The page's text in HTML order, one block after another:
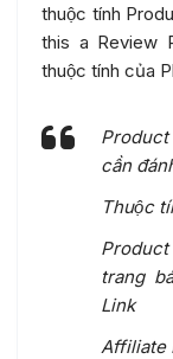
thuộc tính
this a Review
thuộc tính của
cần
Thuộc
trang
Link
Affiliate